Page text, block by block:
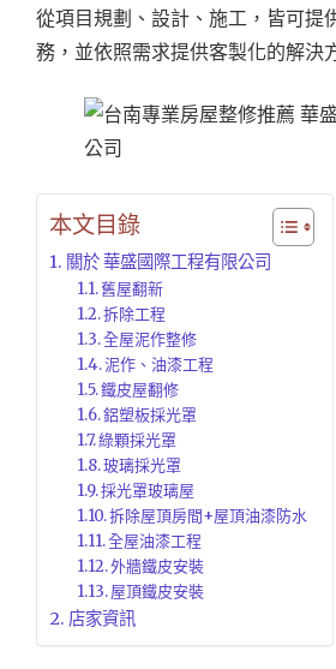
從項目規劃、設計、施工，皆可提
務，並依照需求提供客製化的解決
本文目錄
關於 華盛國際工程有限公司
舊屋翻新
拆除工程
全屋泥作整修
泥作、油漆工程
鐵皮屋翻修
鋁塑板採光罩
綠顆採光罩
玻璃採光罩
採光罩玻璃屋
拆除屋頂房間+屋頂油漆防水
全屋油漆工程
外牆鐵皮安裝
屋頂鐵皮安裝
店家資訊